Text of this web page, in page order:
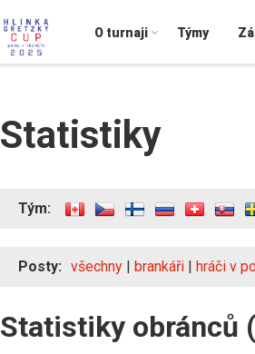
O turnaji Týmy
Statistiky
Tým:
Posty: všechny | brankáři | hráči v
Statistiky obránců